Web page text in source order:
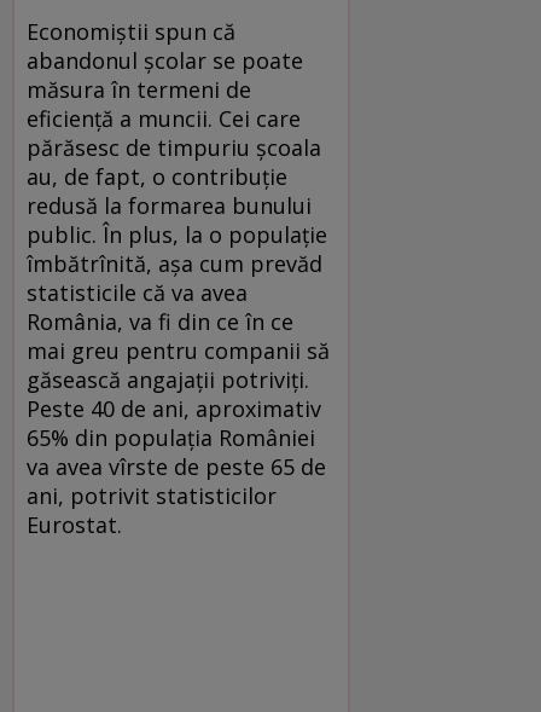
Economiştii spun că
abandonul şcolar se poate
măsura în termeni de
eficienţă a muncii. Cei care
părăsesc de timpuriu şcoala
au, de fapt, o contribuţie
redusă la formarea bunului
public. În plus, la o populaţie
îmbătrînită, aşa cum prevăd
statisticile că va avea
România, va fi din ce în ce
mai greu pentru companii să
găsească angajaţii potriviţi.
Peste 40 de ani, aproximativ
65% din populaţia României
va avea vîrste de peste 65 de
ani, potrivit statisticilor
Eurostat.